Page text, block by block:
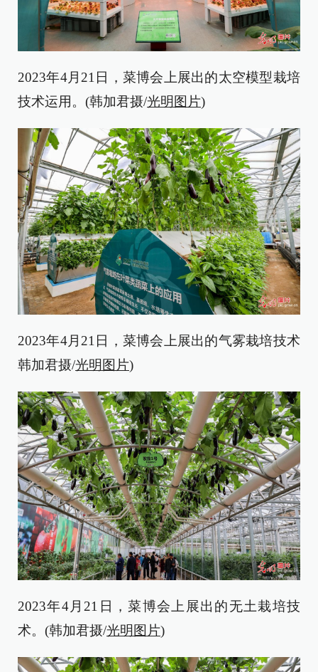
2023年4月21日，菜博会上展出的太空模型栽培
技术运用。(韩加君摄/光明图片)
2023年4月21日，菜博会上展出的气雾栽培技术
韩加君摄/光明图片)
2023年4月21日，菜博会上展出的无土栽培技
术。(韩加君摄/光明图片)